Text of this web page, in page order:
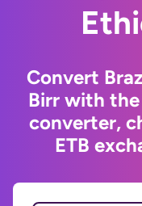
Convert
Birr with
converter,
ETB